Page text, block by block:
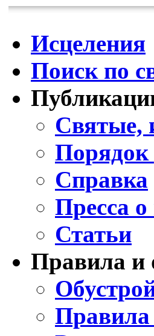
Исцеления
Поиск по
Святые,
Порядок
Справка
Пресса о
Статьи
Правила и
Правила